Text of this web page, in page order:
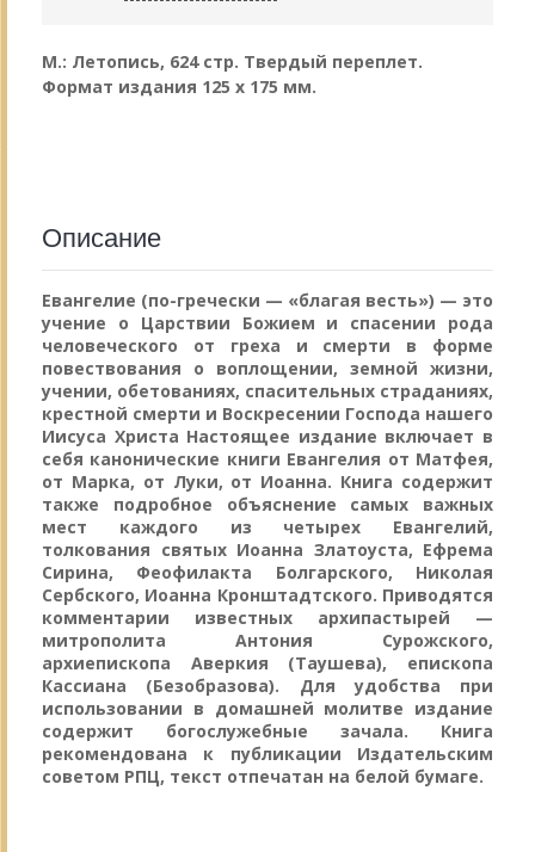
М.: Летопись, 624 стр. Твердый переплет.
Формат издания 125 х 175 мм.
Описание
Евангелие (по-гречески — «благая весть») — это
учение о Царствии Божием и спасении рода
человеческого от греха и смерти в форме
повествования о воплощении, земной жизни,
учении, обетованиях, спасительных страданиях,
крестной смерти и Воскресении Господа нашего
Иисуса Христа Настоящее издание включает в
себя канонические книги Евангелия от Матфея,
от Марка, от Луки, от Иоанна. Книга содержит
также подробное объяснение самых важных
мест каждого из четырех Евангелий,
толкования святых Иоанна Златоуста, Ефрема
Сирина, Феофилакта Болгарского, Николая
Сербского, Иоанна Кронштадтского. Приводятся
комментарии известных архипастырей —
митрополита Антония Сурожского,
архиепископа Аверкия (Таушева), епископа
Кассиана (Безобразова). Для удобства при
использовании в домашней молитве издание
содержит богослужебные зачала. Книга
рекомендована к публикации Издательским
советом РПЦ, текст отпечатан на белой бумаге.